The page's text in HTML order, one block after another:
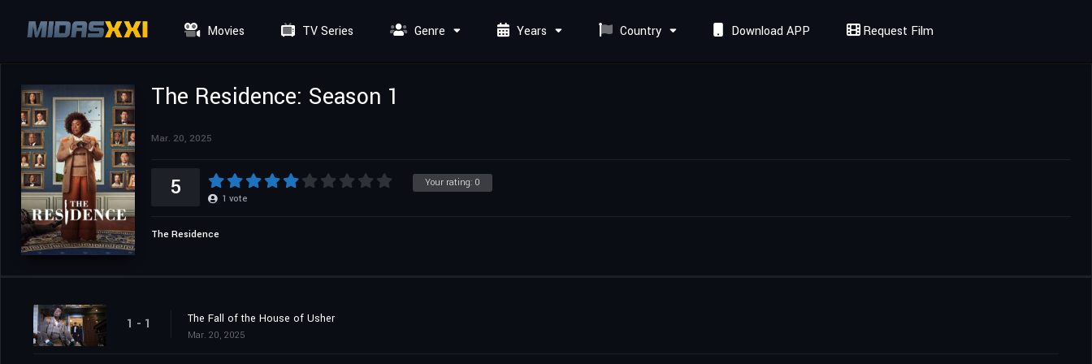
Movies TV Series Genre Years Country Download APP Request Film
The Residence: Season 1
Mar. 20, 2025
Your rating: 0
5 1 vote
The Residence
1 - 1 The Fall of the House of Usher
Mar. 20, 2025